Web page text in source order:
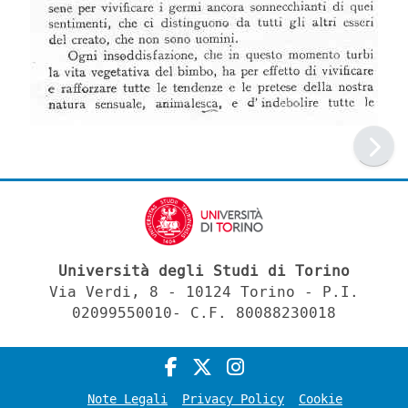
Università degli Studi di Torino
Via Verdi, 8 - 10124 Torino - P.I.
02099550010- C.F. 80088230018
Note Legali Privacy Policy Cookie